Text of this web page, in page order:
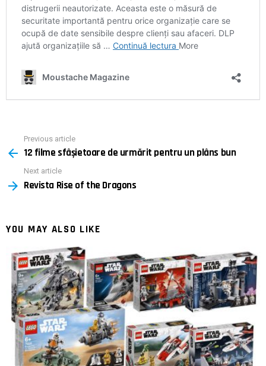
more
Previous article
12 filme sfâșietoare de urmărit pentru un plâns bun
Next article
Revista Rise of the Dragons
YOU MAY ALSO LIKE